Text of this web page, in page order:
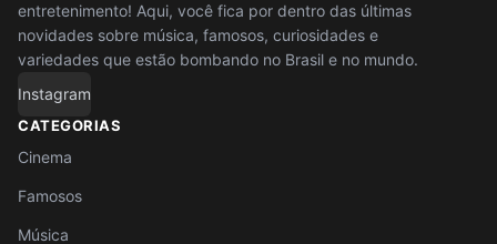
entretenimento! Aqui, você fica por dentro das últimas
novidades sobre música, famosos, curiosidades e
variedades que estão bombando no Brasil e no mundo.
Instagram
CATEGORIAS
Cinema
Famosos
Música